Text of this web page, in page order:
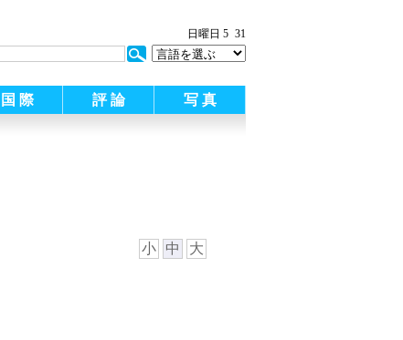
日曜日 5 31
国 際 評 論 写 真
小 中 大